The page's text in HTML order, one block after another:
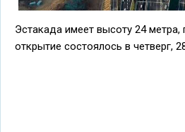
Эстакада имеет высоту 24 метра,
открытие состоялось в четверг,